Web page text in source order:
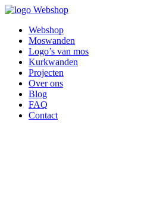
Webshop
Webshop
Moswanden
Logo’s van mos
Kurkwanden
Projecten
Over ons
Blog
FAQ
Contact